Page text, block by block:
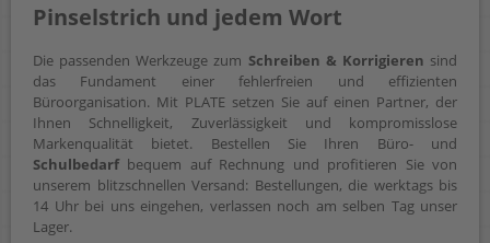
Pinselstrich und jedem Wort
Die passenden Werkzeuge zum Schreiben & Korrigieren sind
das Fundament einer fehlerfreien und effizienten
Büroorganisation. Mit PLATE setzen Sie auf einen Partner, der
Ihnen Schnelligkeit, Zuverlässigkeit und kompromisslose
Markenqualität bietet. Bestellen Sie Ihren Büro- und
Schulbedarfbequem auf Rechnung und profitieren Sie von
unserem blitzschnellen Versand: Bestellungen, die werktags bis
14 Uhr bei uns eingehen, verlassen noch am selben Tag unser
Lager.